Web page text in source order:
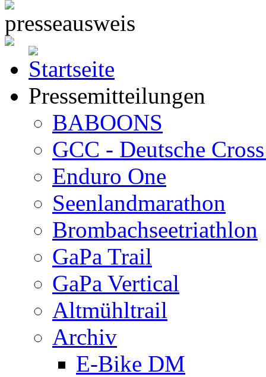
Pressemitteilungen
BABOONS
GCC - Deutsche
Enduro One
Seenlandmarathon
Brombachseetriathlon
GaPa Trail
GaPa Vertical
Altmühltrail
Archiv
E-Bike DM